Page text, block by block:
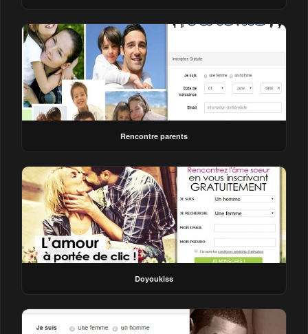
Rencontre parents
Doyoukiss